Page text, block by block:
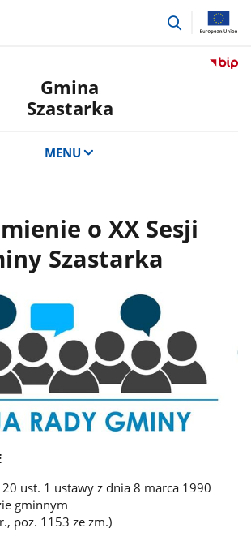
przejdź
Przejdź
Gmina
Szastarka
MENU
o XX Sesji
Szastarka
ust. 1 ustawy z dnia 8 marca 1990
gminnym
poz. 1153 ze zm.)